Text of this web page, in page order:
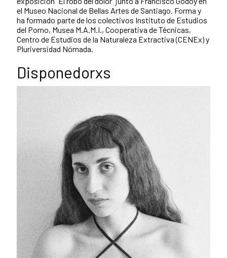
el Museo Nacional de Bellas Artes de Santiago. Forma y
ha formado parte de los colectivos Instituto de Estudios
del Porno, Musea M.A.M.I., Cooperativa de Técnicas,
Centro de Estudios de la Naturaleza Extractiva (CENEx) y
Pluriversidad Nómada.
Disponedorxs